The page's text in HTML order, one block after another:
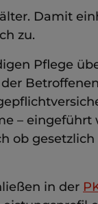
Damit
zu.
Pflege
– eingeführt
ob gesetzlich
in der